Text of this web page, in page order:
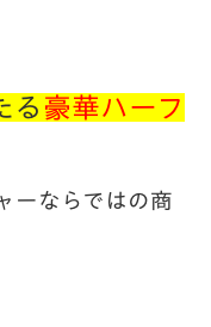
る 豪華ハーフ
ーならではの商